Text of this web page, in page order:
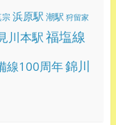
浜原駅 潮駅 狩留家
川本駅福塩線
線100周年錦川